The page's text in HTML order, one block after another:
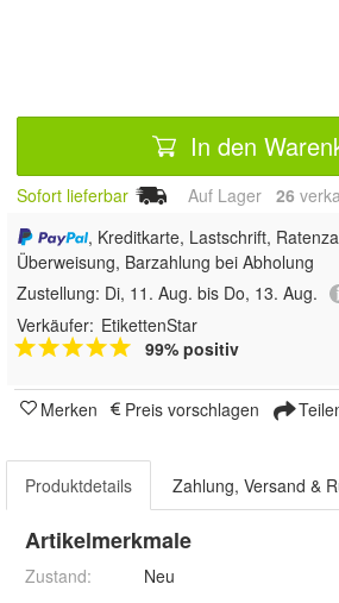
In den
Sofort lieferbar Auf Lager 26
, Kreditkarte, Lastschrift,
Überweisung, Barzahlung bei Abholung
Zustellung: Di, 11. Aug. bis Do, 13. Aug.
Verkäufer: EtikettenStar
99% positiv
Merken Preis vorschlagen
Produktdetails Zahlung, Versand &
Artikelmerkmale
Zustand: Neu